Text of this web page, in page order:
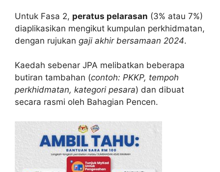
Untuk Fasa 2, peratus pelarasan (3% atau 7%)
diaplikasikan mengikut kumpulan perkhidmatan,
dengan rujukan gaji akhir bersamaan 2024.
Kaedah sebenar JPA melibatkan beberapa
butiran tambahan (contoh: PKKP, tempoh
perkhidmatan, kategori pesara) dan dibuat
secara rasmi oleh Bahagian Pencen.